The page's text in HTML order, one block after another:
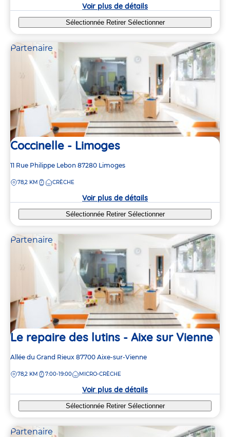
Voir plus de détails
Sélectionnée Retirer Sélectionner
Partenaire
Coccinelle - Limoges
Adresse
la
11 Rue Philippe Lebon 87280 Limoges
DISTANCE
78,2 KM CRÈCHE
Voir plus de détails
Sélectionnée Retirer Sélectionner
Partenaire
Le repaire des lutins - Aixe sur Vienne
Adresse
la
Allée du Grand Rieux 87700 Aixe-sur-Vienne
DISTANCE
78,2 KM 7:00-19:00 MICRO-CRÈCHE
Voir plus de détails
Sélectionnée Retirer Sélectionner
Partenaire